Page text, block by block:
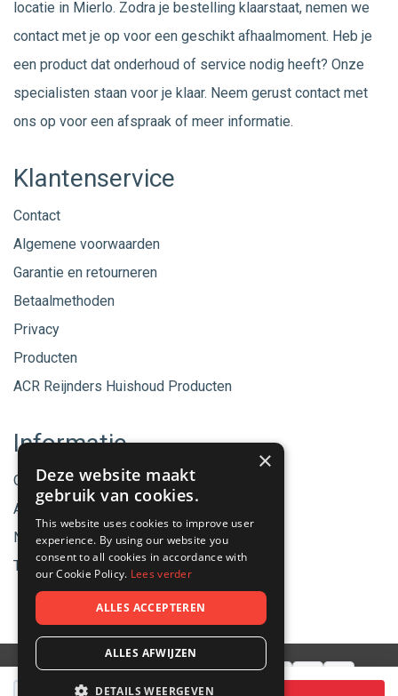
locatie in Mierlo. Zodra je bestelling klaarstaat, nemen we
contact met je op voor een geschikt afhaalmoment. Heb je
een product dat onderhoud of service nodig heeft? Onze
specialisten staan voor je klaar. Neem gerust contact met
ons op voor een afspraak of meer informatie.
Klantenservice
Contact
Algemene voorwaarden
Garantie en retourneren
Betaalmethoden
Privacy
Producten
ACR Reijnders Huishoud Producten
Informatie
Onze merken
Aanbiedingen
Nieuwe producten
Tips & Nieuws
×
Deze website maakt
gebruik van cookies.
This website uses cookies to improve user
experience. By using our website you
consent to all cookies in accordance with
our Cookie Policy. Lees verder
ALLES ACCEPTEREN
ALLES AFWIJZEN
DETAILS WEERGEVEN